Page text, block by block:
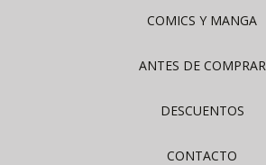
COMICS Y MANGA
ANTES DE COMPRAR
DESCUENTOS
CONTACTO